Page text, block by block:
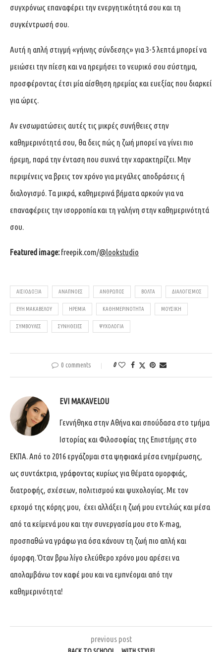
συγχρόνως επαναφέρει την ενεργητικότητά σου και τη
συγκέντρωσή σου.
Αυτή η απλή στιγμή «γήινης σύνδεσης» για 3-5 λεπτά μπορεί να
μειώσει την πίεση και να ηρεμήσει το νευρικό σου σύστημα,
προσφέροντας έτσι μία αίσθηση ηρεμίας και ευεξίας που διαρκεί
για ώρες.
Αν ενσωματώσεις αυτές τις μικρές συνήθειες στην
καθημερινότητά σου, θα δεις πώς η ζωή μπορεί να γίνει πιο
ήρεμη, παρά την ένταση που συχνά την χαρακτηρίζει. Μην
περιμένεις να βρεις τον χρόνο για μεγάλες αποδράσεις ή
διαλογισμό. Τα μικρά, καθημερινά βήματα αρκούν για να
επαναφέρεις την ισορροπία και τη γαλήνη στην καθημερινότητά
σου.
Featured image:freepik.com/@lookstudio
ΑΙΣΙΟΔΟΞΊΑ ΑΝΑΠΝΟΈΣ ΆΝΘΡΩΠΟΣ ΒΌΛΤΑ ΔΙΑΛΟΓΙΣΜΌΣ
ΕΥΗ ΜΑΚΑΒΕΛΟΥ ΗΡΕΜΊΑ ΚΑΘΗΜΕΡΙΝΌΤΗΤΑ ΜΟΥΣΙΚΉ
ΣΥΜΒΟΥΛΈΣ ΣΥΝΉΘΕΙΕΣ ΨΥΧΟΛΟΓΊΑ
0 comments 0
EVI MAKAVELOU
Γεννήθηκα στην Αθήνα και σπούδασα στο τμήμα
Ιστορίας και Φιλοσοφίας της Επιστήμης στο
ΕΚΠΑ. Από το 2016 εργάζομαι στα ψηφιακά μέσα ενημέρωσης,
ως συντάκτρια, γράφοντας κυρίως για θέματα ομορφιάς,
διατροφής, σχέσεων, πολιτισμού και ψυχολογίας. Με τον
ερχομό της κόρης μου, έχει αλλάξει η ζωή μου εντελώς και μέσα
από τα κείμενά μου και την συνεργασία μου στο K-mag,
προσπαθώ να γράφω για όσα κάνουν τη ζωή πιο απλή και
όμορφη. Όταν βρω λίγο ελεύθερο χρόνο μου αρέσει να
απολαμβάνω τον καφέ μου και να εμπνέομαι από την
καθημερινότητα!
previous post